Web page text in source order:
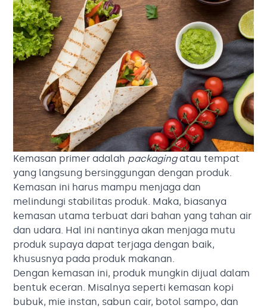
Kemasan primer adalah packagingatau tempat
yang langsung bersinggungan dengan produk.
Kemasan ini harus mampu menjaga dan
melindungi stabilitas produk. Maka, biasanya
kemasan utama terbuat dari bahan yang tahan air
dan udara. Hal ini nantinya akan menjaga mutu
produk supaya dapat terjaga dengan baik,
khususnya pada produk makanan.
Dengan kemasan ini, produk mungkin dijual dalam
bentuk eceran. Misalnya seperti kemasan kopi
bubuk, mie instan, sabun cair, botol sampo, dan